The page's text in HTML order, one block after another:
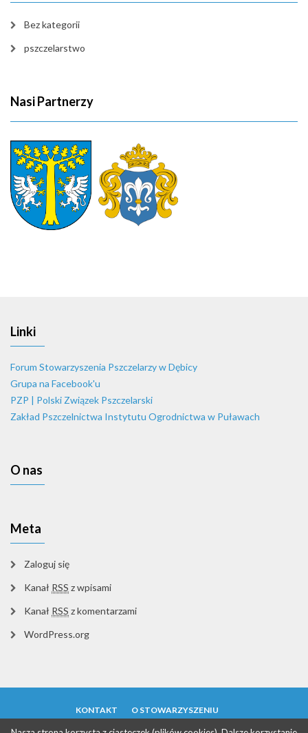
Bez kategorii
pszczelarstwo
Nasi Partnerzy
Linki
Forum Stowarzyszenia Pszczelarzy w Dębicy
Grupa na Facebook'u
PZP | Polski Związek Pszczelarski
Zakład Pszczelnictwa Instytutu Ogrodnictwa w Puławach
O nas
Meta
Zaloguj się
Kanał RSS z wpisami
Kanał RSS z komentarzami
WordPress.org
KONTAKT
O STOWARZYSZENIU
Wojewódzki Związek Pszczelarzy w Rzeszowie